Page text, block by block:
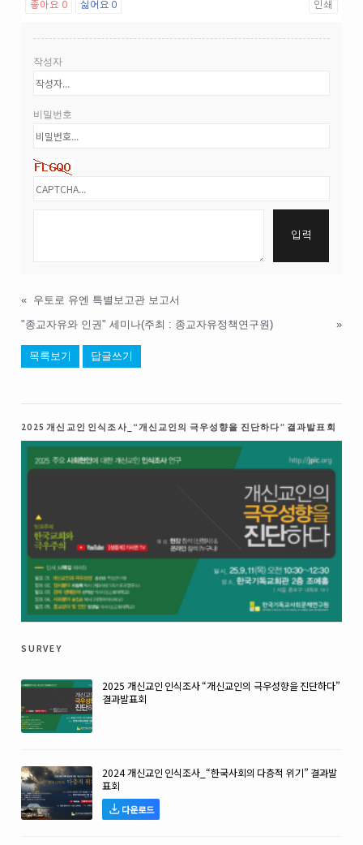
좋아요 0 싫어요 0 인쇄
작성자
비밀번호
« 우토로 유엔 특별보고관 보고서
"종교자유와 인권" 세미나(주최 : 종교자유정책연구원)
»
목록보기 답글쓰기
2025 개신교인 인식조사_“개신교인의 극우성향을 진단하다” 결과발표회
survey
2025 개신교인 인식조사 “개신교인의 극우성향을 진단하다”
결과발표회
2024 개신교인 인식조사_“한국사회의 다층적 위기” 결과발
표회
다운로드